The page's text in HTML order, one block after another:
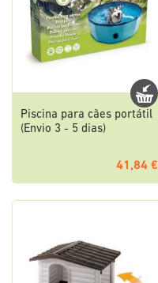
Piscina para cães portátil
(Envio 3 - 5 dias)
41,84 €